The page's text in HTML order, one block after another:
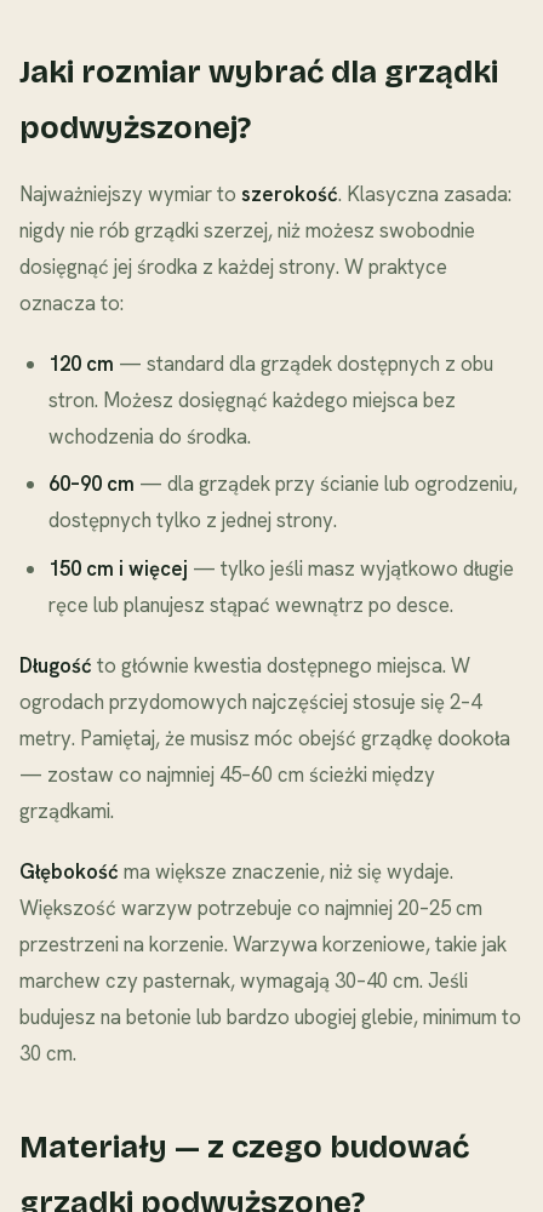
Jaki rozmiar wybrać dla grządki
podwyższonej?
Najważniejszy wymiar to szerokość. Klasyczna zasada:
nigdy nie rób grządki szerzej, niż możesz swobodnie
dosięgnąć jej środka z każdej strony. W praktyce
oznacza to:
120 cm — standard dla grządek dostępnych z obu
stron. Możesz dosięgnąć każdego miejsca bez
wchodzenia do środka.
60–90 cm — dla grządek przy ścianie lub ogrodzeniu,
dostępnych tylko z jednej strony.
150 cm i więcej — tylko jeśli masz wyjątkowo długie
ręce lub planujesz stąpać wewnątrz po desce.
Długość to głównie kwestia dostępnego miejsca. W
ogrodach przydomowych najczęściej stosuje się 2–4
metry. Pamiętaj, że musisz móc obejść grządkę dookoła
— zostaw co najmniej 45–60 cm ścieżki między
grządkami.
Głębokość ma większe znaczenie, niż się wydaje.
Większość warzyw potrzebuje co najmniej 20–25 cm
przestrzeni na korzenie. Warzywa korzeniowe, takie jak
marchew czy pasternak, wymagają 30–40 cm. Jeśli
budujesz na betonie lub bardzo ubogiej glebie, minimum to
30 cm.
Materiały — z czego budować
grządki podwyższone?